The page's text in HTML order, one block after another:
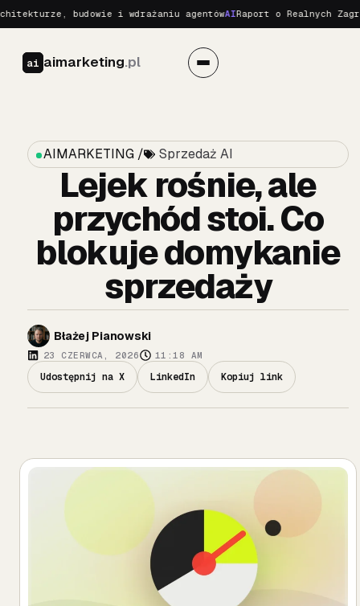
budowie i wdrażaniu agentówAIRaport o Realnych
ai aimarketing.pl
AIMARKETING / Sprzedaż AI
Lejek rośnie, ale
przychód stoi. Co
blokuje domykanie
sprzedaży
Błażej Pianowski
23 CZERWCA, 2026 11:18 AM
Udostępnij na X LinkedIn Kopiuj link